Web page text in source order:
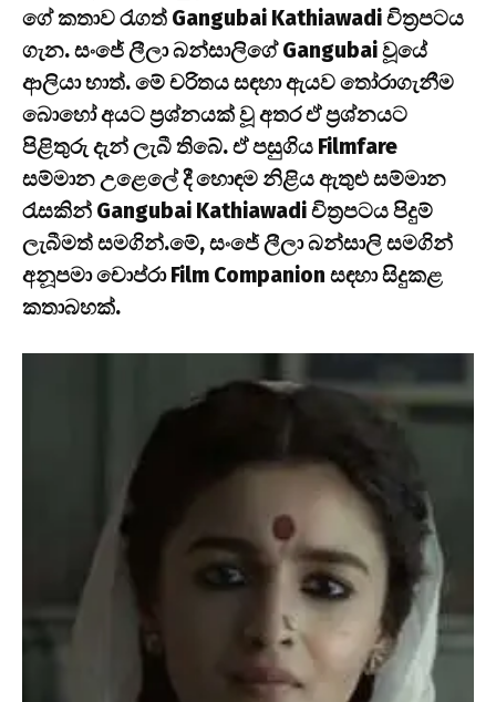
ගේ කතාව රැගත් Gangubai Kathiawadi චිත්‍රපටය
ගැන. සංජේ ලීලා බන්සාලිගේ Gangubai වූයේ
ආලියා භාත්. මේ චරිතය සඳහා ඇයව තෝරාගැනීම
බොහෝ අයට ප්‍රශ්නයක් වූ අතර ඒ ප්‍රශ්නයට
පිළිතුරු දැන් ලැබී තිබේ. ඒ පසුගිය Filmfare
සම්මාන උළෙලේ දී හොඳම නිළිය ඇතුළු සම්මාන
රැසකින් Gangubai Kathiawadi චිත්‍රපටය පිදුම්
ලැබීමත් සමගින්.මේ, සංජේ ලීලා බන්සාලි සමගින්
අනූපමා චොප්රා Film Companion සඳහා සිදුකළ
කතාබහක්.